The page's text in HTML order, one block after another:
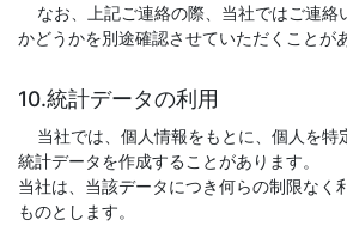
なお、上記ご連絡の際、当社ではご連絡
かどうかを別途確認させていただくことが
10.統計データの利用
当社では、個人情報をもとに、個人を特
統計データを作成することがあります。
当社は、当該データにつき何らの制限なく
ものとします。